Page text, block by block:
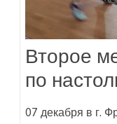
Второе
по
07 декабря в г.